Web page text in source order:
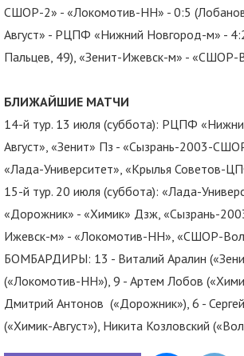
СШОР-2» - «Локомотив-НН» - 0:5
Август» - РЦПФ «Нижний Новгород-м» -
Пальцев, 49), «Зенит-Ижевск-м» - «СШОР-
БЛИЖАЙШИЕ МАТЧИ
14-й тур. 13 июля (суббота): РЦПФ
Август», «Зенит» Пз - «Сызрань-2003-
«Лада-Университет», «Крылья Советов-
15-й тур. 20 июля (суббота): «Лада-
«Дорожник» - «Химик» Дзж, «Сызрань-
Ижевск-м» - «Локомотив-НН», «СШОР-
БОМБАРДИРЫ: 13 - Виталий Аралин
(«Локомотив-НН»), 9 - Артем Лобов
Дмитрий Антонов («Дорожник»), 6 -
(«Химик-Август»), Никита Козловский